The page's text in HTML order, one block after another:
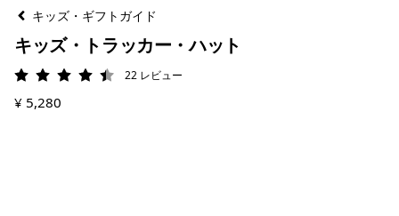
キッズ・ギフトガイド
キッズ・トラッカー・ハット
評価: 4.5 / 5
22 レビュー
¥ 5,280